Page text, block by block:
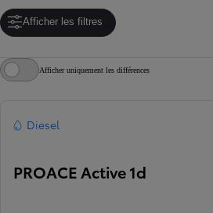
Afficher les filtres
Afficher uniquement les différences
Diesel
PROACE Active 1d